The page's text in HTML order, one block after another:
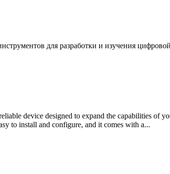
для разработки и изучения
device designed to expand the capabilities of
to install and configure, and it comes with a...